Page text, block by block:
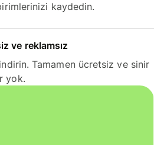
kaydedin.
ve reklamsız
Tamamen ücretsiz ve sinir
yok.